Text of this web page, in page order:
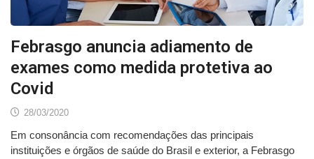
Febrasgo anuncia adiamento de
exames como medida protetiva ao
Covid
28/03/2020
Em consonância com recomendações das principais
instituições e órgãos de saúde do Brasil e exterior, a Febrasgo